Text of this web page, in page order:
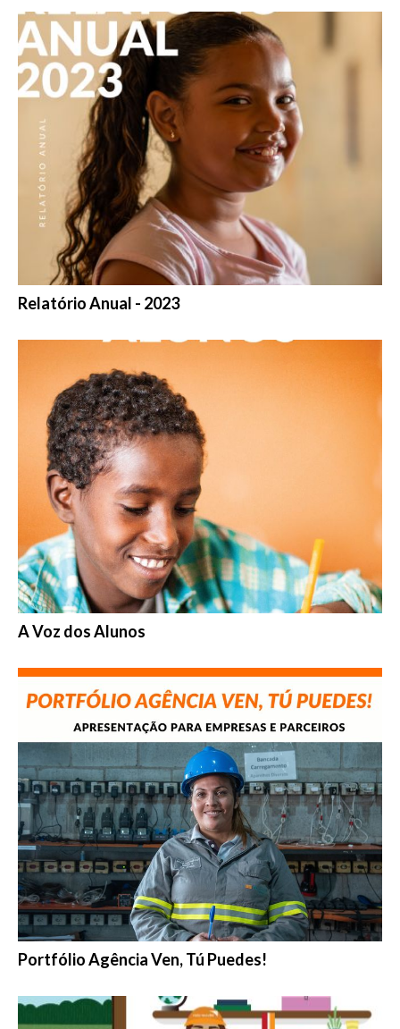
Relatório Anual - 2023
A Voz dos Alunos
Portfólio Agência Ven, Tú Puedes!